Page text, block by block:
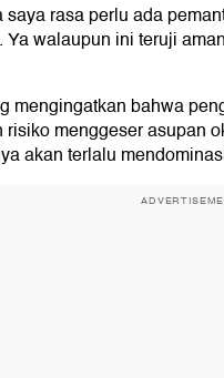
rasa perlu ada
walaupun ini teruji
mengingatkan bahwa
menggeser asupan
akan terlalu